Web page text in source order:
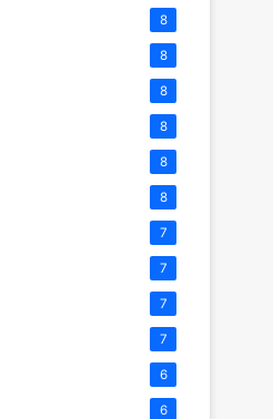
8
8
8
8
8
8
7
7
7
7
6
6